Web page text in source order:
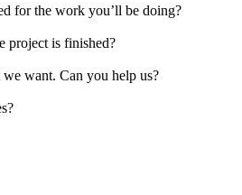
for the work you’ll be doing?
project is finished?
want. Can you help us?